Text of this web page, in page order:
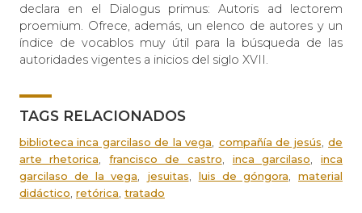
declara en el Dialogus primus: Autoris ad lectorem
proemium. Ofrece, además, un elenco de autores y un
índice de vocablos muy útil para la búsqueda de las
autoridades vigentes a inicios del siglo XVII.
TAGS RELACIONADOS
biblioteca inca garcilaso de la vega compañía de jesús ,de
arte rhetorica
,francisco de castro inca garcilaso ,inca
garcilaso de la vega
jesuitas luis de góngora
material
didáctico retórica tratado